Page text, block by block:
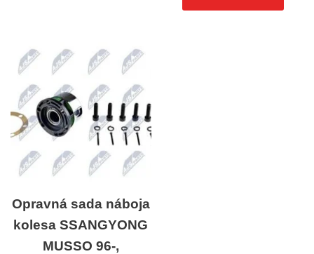
Opravná sada náboja
kolesa SSANGYONG
MUSSO 96-,